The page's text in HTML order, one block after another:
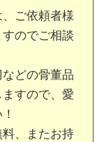
ご依頼者様
のでご相談
どの骨董品
すので、愛
、またお持